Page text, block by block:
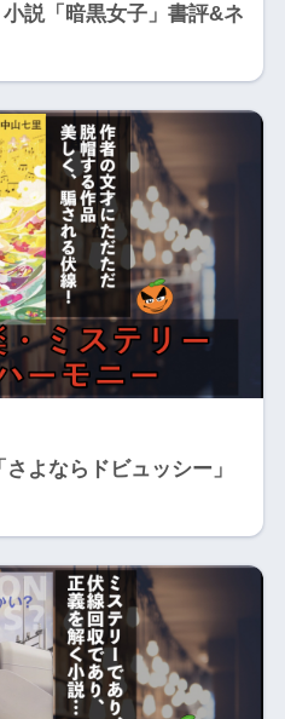
説「暗黒女子」書評&ネ
よならドビュッシー」